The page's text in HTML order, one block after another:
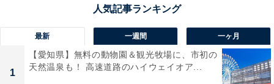
最新 一週間 一ヶ月
1
【愛知県】無料の動物園＆観光牧場に、市初の
天然温泉も！ 高速道路のハイウェイオア...